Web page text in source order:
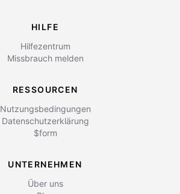
HILFE
Hilfezentrum
Missbrauch melden
RESSOURCEN
Nutzungsbedingungen
Datenschutzerklärung
$form
UNTERNEHMEN
Über uns